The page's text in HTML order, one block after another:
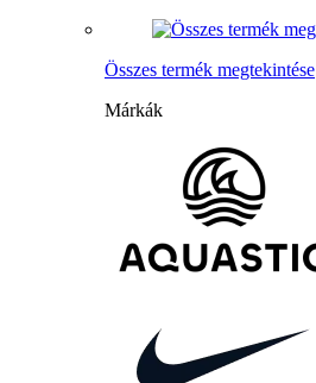
Összes termék megtekintése
Márkák